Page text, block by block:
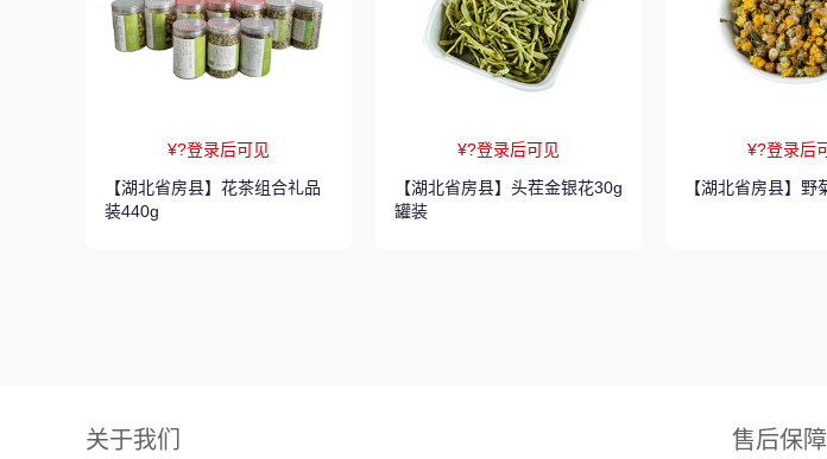
¥?登录后可见
【湖北省房县】花茶组合礼品
装440g
¥?登录后可见
【湖北省房县】头茬金银花30g
罐装
¥?登录后
【湖北省房县】野
关于我们 售后保障